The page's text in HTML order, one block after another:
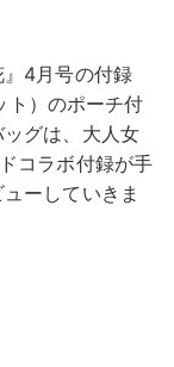
4月号の付録
ト）のポーチ付
グは、大人女
コラボ付録が手
ーしていきま